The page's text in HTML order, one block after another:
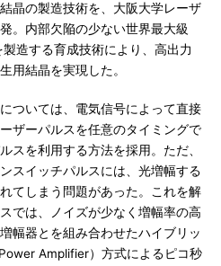
晶の製造技術を、大阪大学レーザ
。内部欠陥の少ない世界最大級
製造する育成技術により、高出力
用結晶を実現した。
ついては、電気信号によって直接
ザーパルスを任意のタイミングで
スを利用する方法を採用。ただ、
スイッチパルスには、光増幅する
てしまう問題があった。これを解
では、ノイズが少なく増幅率の高
幅器とを組み合わせたハイブリッ
Amplifier）方式によるピコ秒